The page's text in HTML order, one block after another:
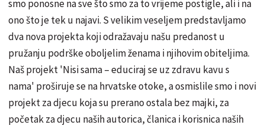
smo ponosne na sve što smo za to vrijeme postigle, ali i na
ono što je tek u najavi. S velikim veseljem predstavljamo
dva nova projekta koji odražavaju našu predanost u
pružanju podrške oboljelim ženama i njihovim obiteljima.
Naš projekt 'Nisi sama – educiraj se uz zdravu kavu s
nama' proširuje se na hrvatske otoke, a osmislile smo i novi
projekt za djecu koja su prerano ostala bez majki, za
početak za djecu naših autorica, članica i korisnica naših